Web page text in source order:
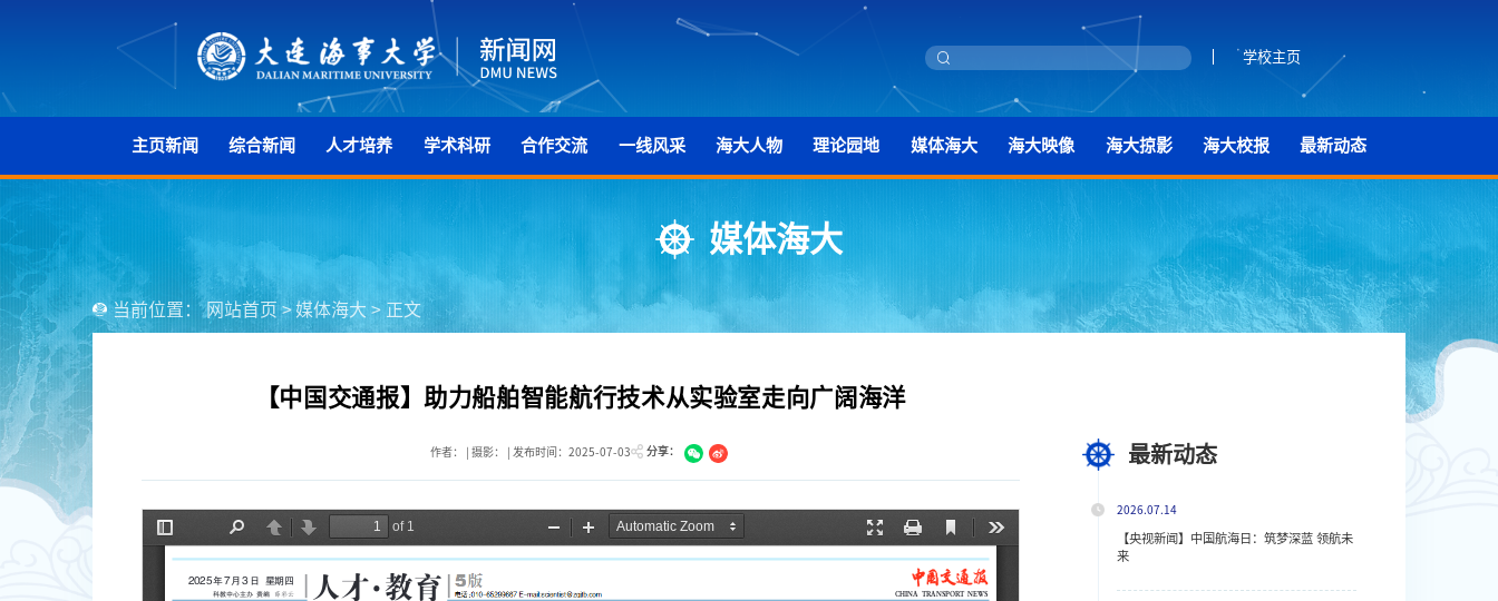
学校主页
主页新闻 综合新闻 人才培养 学术科研 合作交流 一线风采 海大人物 理论园地 媒体海大 海大映像 海大掠影 海大校报 最新动态
媒体海大
当前位置： 网站首页 > 媒体海大 > 正文
【中国交通报】助力船舶智能航行技术从实验室走向广阔海洋
作者： | 摄影： | 发布时间：2025-07-03 分享： 最新动态
2026.07.14
【央视新闻】中国航海日：筑梦深蓝 领航未
来